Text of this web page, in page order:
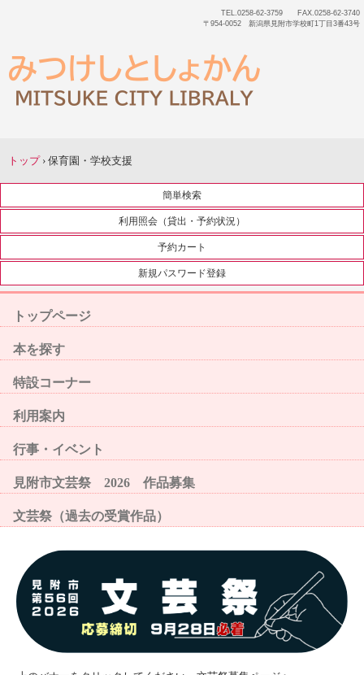
TEL.0258-62-3759 FAX.0258-62-3740
〒954-0052 新潟県見附市学校町1丁目3番43号
トップ › 保育園・学校支援
簡単検索
利用照会（貸出・予約状況）
予約カート
新規パスワード登録
トップページ
本を探す
特設コーナー
利用案内
行事・イベント
見附市文芸祭 2026 作品募集
文芸祭（過去の受賞作品）